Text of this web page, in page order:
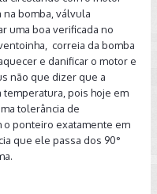
bomba, válvula
uma boa verificada no
correia da bomba
e danificar o motor e
não que dizer que a
pois hoje em
tolerância de
o ponteiro exatamente em
que ele passa dos 90°